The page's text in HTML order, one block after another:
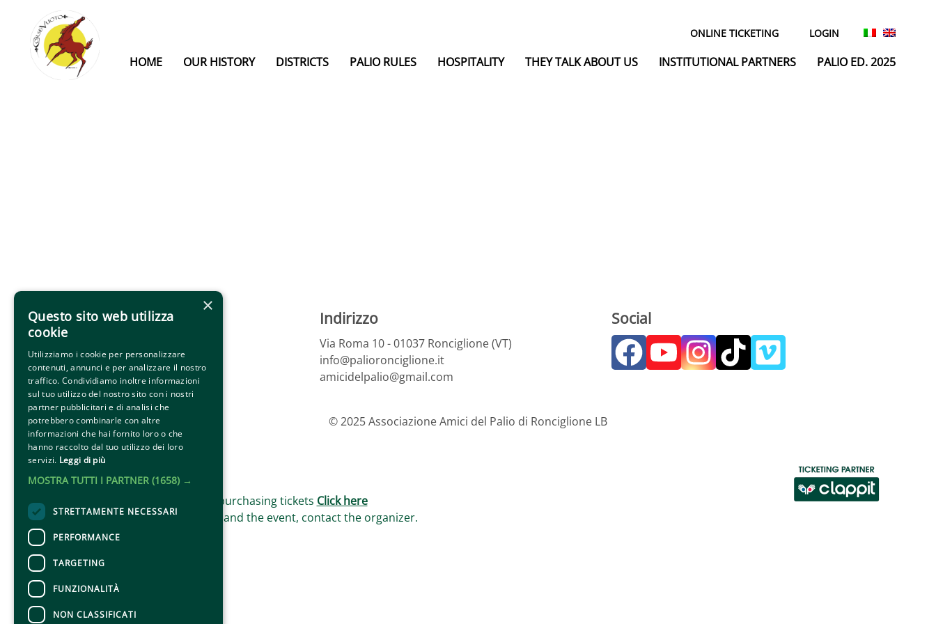
ONLINE TICKETING LOGIN
HOME OUR HISTORY DISTRICTS PALIO RULES HOSPITALITY THEY TALK ABOUT US INSTITUTIONAL PARTNERS PALIO ED. 2025
Indirizzo
Via Roma 10 - 01037 Ronciglione (VT)
info@palioronciglione.it
amicidelpalio@gmail.com
Social
© 2025 Associazione Amici del Palio di Ronciglione LB
CONTACTS
For information and support in purchasing tickets Click here
For information on the program and the event, contact the organizer.
Accessibility statement
×
Questo sito web utilizza
cookie
Utilizziamo i cookie per personalizzare
contenuti, annunci e per analizzare il nostro
traffico. Condividiamo inoltre informazioni
sul tuo utilizzo del nostro sito con i nostri
partner pubblicitari e di analisi che
potrebbero combinarle con altre
informazioni che hai fornito loro o che
hanno raccolto dal tuo utilizzo dei loro
servizi. Leggi di più
MOSTRA TUTTI I PARTNER (1658) →
STRETTAMENTE NECESSARI
PERFORMANCE
TARGETING
FUNZIONALITÀ
NON CLASSIFICATI